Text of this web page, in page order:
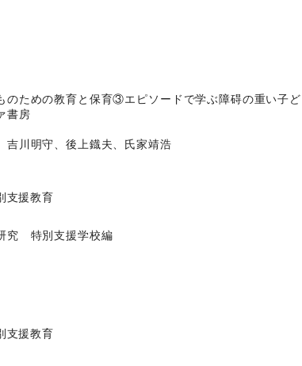
のための教育と保育③エピソードで学ぶ障碍の重い子
書房
吉川明守、後上鐡夫、氏家靖浩
支援教育
究 特別支援学校編
支援教育